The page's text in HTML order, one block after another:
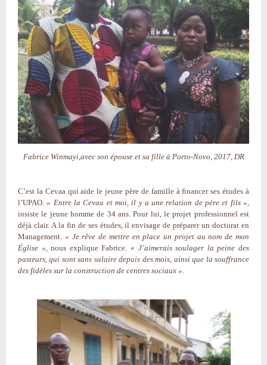
Fabrice Winmayi,avec son épouse et sa fille à Porto-Novo, 2017, DR
C’est la Cevaa qui aide le jeune père de famille à financer ses études à
l’UPAO.« Entre la Cevaa et moi, il y a une relation de père et fils »,
insiste le jeune homme de 34 ans. Pour lui, le projet professionnel est
déjà clair. A la fin de ses études, il envisage de préparer un doctorat en
Management. « Je rêve de mettre en place un projet au nom de mon
Église », nous explique Fabrice. « J’aimerais soulager la peine des
pasteurs, qui sont sans salaire depuis des mois, ainsi que la souffrance
des fidèles sur la construction de centres sociaux ».